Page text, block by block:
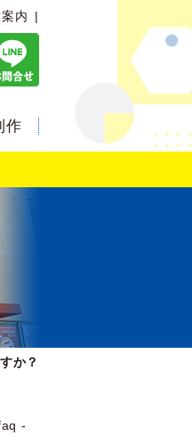
内
作
か？
-